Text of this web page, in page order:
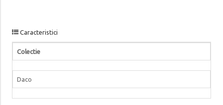
Caracteristici
Colectie
Daco